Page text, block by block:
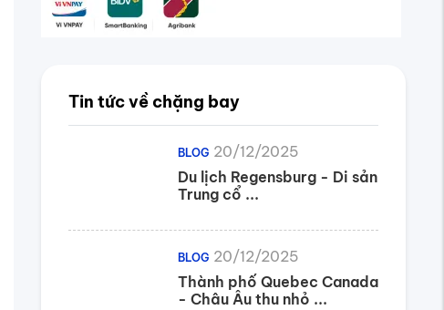
Tin tức về chặng bay
BLOG 20/12/2025
Du lịch Regensburg - Di sản
Trung cổ ...
BLOG 20/12/2025
Thành phố Quebec Canada
- Châu Âu thu nhỏ ...